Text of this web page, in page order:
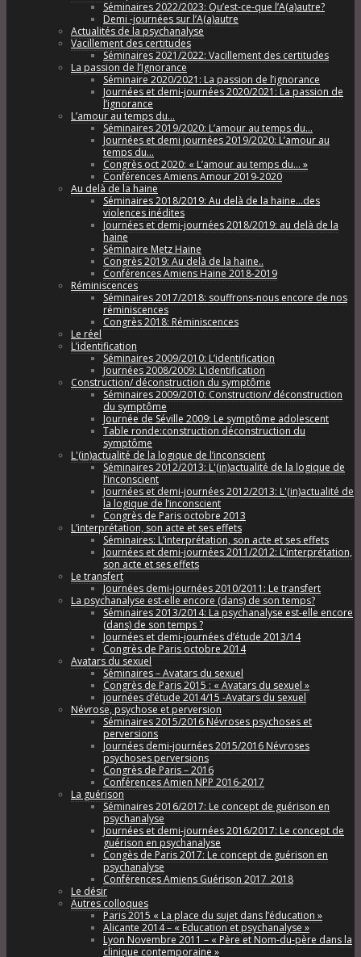
Séminaires 2022/2023: Qu’est-ce-que l’A(a)autre?
Demi -journées sur l’A(a)autre
Actualités de la psychanalyse
Vacillement des certitudes
Séminaires 2021/2022: Vacillement des certitudes
La passion de l’Ignorance
Séminaire 2020/2021: La passion de l’ignorance
Journées et demi-journées 2020/2021: La passion de
l’ignorance
L’amour au temps du…
Séminaires 2019/2020: L’amour au temps du…
Journées et demi journées 2019/2020: L’amour au
temps du…
Congrès oct 2020: « L’amour au temps du… »
Conférences Amiens Amour 2019-2020
Au delà de la haine
Séminaires 2018/2019: Au delà de la haine…des
violences inédites
Journées et demi-journées 2018/2019: au delà de la
haine
Séminaire Metz Haine
Congrès 2019: Au delà de la haine..
Conférences Amiens Haine 2018-2019
Réminiscences
Séminaires 2017/2018: souffrons-nous encore de nos
réminiscences
Congrès 2018: Réminiscences
Le réel
L’identification
Séminaires 2009/2010: L’identification
Journées 2008/2009: L’identification
Construction/ déconstruction du symptôme
Séminaires 2009/2010: Construction/ déconstruction
du symptôme
Journée de Séville 2009: Le symptôme adolescent
Table ronde:construction déconstruction du
symptôme
L'(in)actualité de la logique de l’inconscient
Séminaires 2012/2013: L'(in)actualité de la logique de
l’inconscient
Journées et demi-journées 2012/2013: L'(in)actualité de
la logique de l’inconscient
Congrès de Paris octobre 2013
L’interprétation, son acte et ses effets
Séminaires: L’interprétation, son acte et ses effets
Journées et demi-journées 2011/2012: L’interprétation,
son acte et ses effets
Le transfert
Journées demi-journées 2010/2011: Le transfert
La psychanalyse est-elle encore (dans) de son temps?
Séminaires 2013/2014: La psychanalyse est-elle encore
(dans) de son temps ?
Journées et demi-journées d’étude 2013/14
Congrès de Paris octobre 2014
Avatars du sexuel
Séminaires – Avatars du sexuel
Congrès de Paris 2015 : « Avatars du sexuel »
journées d’étude 2014/15 -Avatars du sexuel
Névrose, psychose et perversion
Séminaires 2015/2016 Névroses psychoses et
perversions
Journées demi-journées 2015/2016 Névroses
psychoses perversions
Congrès de Paris – 2016
Conférences Amien NPP 2016-2017
La guérison
Séminaires 2016/2017: Le concept de guérison en
psychanalyse
Journées et demi-journées 2016/2017: Le concept de
guérison en psychanalyse
Congès de Paris 2017: Le concept de guérison en
psychanalyse
Conférences Amiens Guérison 2017_2018
Le désir
Autres colloques
Paris 2015 « La place du sujet dans l’éducation »
Alicante 2014 – « Education et psychanalyse »
Lyon Novembre 2011 – « Père et Nom-du-père dans la
clinique contemporaine »